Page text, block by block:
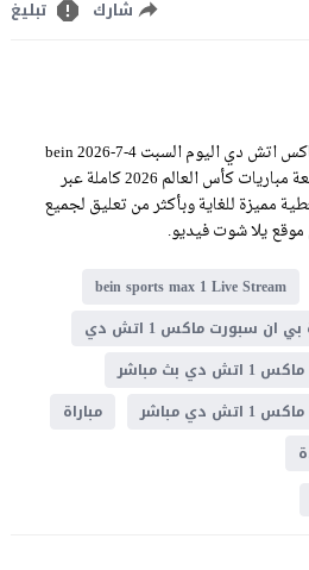
شارك تبليغ
مشاهدة قناة بي ان سبورت ماكس اتش دي اليوم السبت 4-7-2026 bein
sports max 1 live stream لمتابعة مباريات كأس العالم 2026 كاملة عبر
مميزة للغاية وبأكثر من تعليق لجميع
يلا شوت فيديو.
bein sports max 1 Live Stream
ان سبورت ماكس 1 اتش دي
بث مباشر
دي مباشر
مباراة